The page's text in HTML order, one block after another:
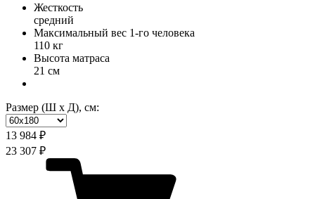
Жесткость
средний
Максимальный вес 1-го человека
110 кг
Высота матраса
21 см
Размер (Ш х Д), см:
13 984 ₽
23 307 ₽